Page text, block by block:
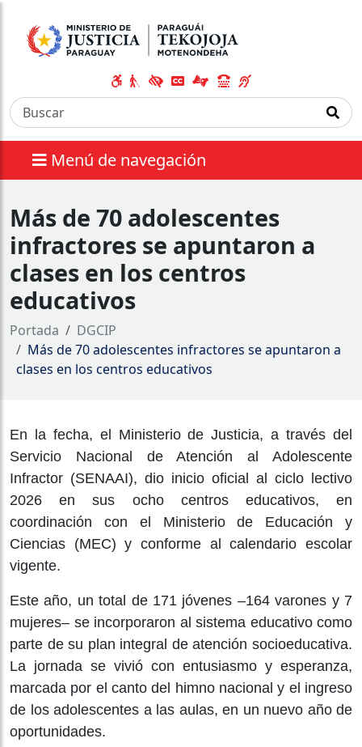
Menú de navegación
Más de 70 adolescentes
infractores se apuntaron a
clases en los centros
educativos
Portada
DGCIP
Más de 70 adolescentes infractores se apuntaron a
clases en los centros educativos
En la fecha, el Ministerio de Justicia, a través del
Servicio Nacional de Atención al Adolescente
Infractor (SENAAI), dio inicio oficial al ciclo lectivo
2026 en sus ocho centros educativos, en
coordinación con el Ministerio de Educación y
Ciencias (MEC) y conforme al calendario escolar
vigente.
Este año, un total de 171 jóvenes –164 varones y 7
mujeres– se incorporaron al sistema educativo como
parte de su plan integral de atención socioeducativa.
La jornada se vivió con entusiasmo y esperanza,
marcada por el canto del himno nacional y el ingreso
de los adolescentes a las aulas, en un nuevo año de
oportunidades.